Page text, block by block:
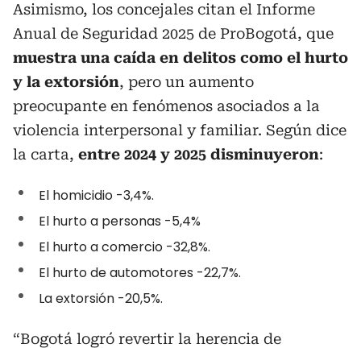
Asimismo, los concejales citan el Informe
Anual de Seguridad 2025 de ProBogotá, que
muestra una caída en delitos como el hurto
y la extorsión, pero un aumento
preocupante en fenómenos asociados a la
violencia interpersonal y familiar. Según dice
la carta, entre 2024 y 2025 disminuyeron:
El homicidio -3,4%.
El hurto a personas -5,4%
El hurto a comercio -32,8%.
El hurto de automotores -22,7%.
La extorsión -20,5%.
“Bogotá logró revertir la herencia de